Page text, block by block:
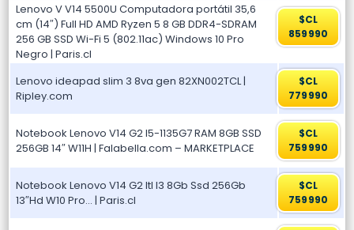
Lenovo V V14 5500U Computadora portátil 35,6
cm (14″) Full HD AMD Ryzen 5 8 GB DDR4-SDRAM
256 GB SSD Wi-Fi 5 (802.11ac) Windows 10 Pro
Negro | Paris.cl
$CL
859990
Lenovo ideapad slim 3 8va gen 82XN002TCL |
Ripley.com
$CL
779990
Notebook Lenovo V14 G2 I5-1135G7 RAM 8GB SSD
256GB 14″ W11H | Falabella.com – MARKETPLACE
$CL
759990
Notebook Lenovo V14 G2 Itl I3 8Gb Ssd 256Gb
13″Hd W10 Pro… | Paris.cl
$CL
759990